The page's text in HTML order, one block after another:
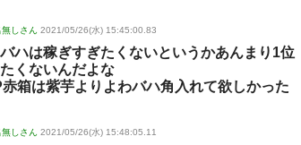
無しさん 2021/05/26(水) 15:45:00.83
ハは稼ぎすぎたくないというかあんまり1位
くないんだよな
赤箱は紫芋よりよわバハ角入れて欲しかった
無しさん 2021/05/26(水) 15:48:05.11